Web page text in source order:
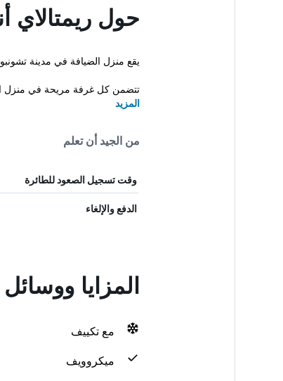
حول
يقع منزل الضيافة في مدينة
تتضمن كل غرفة مريحة في منزل
المزيد
من الجيد أن تعلم
وقت تسجيل الصعود للطائرة
الدفع والإلغاء
المزايا
مع تكييف
ميكروويف